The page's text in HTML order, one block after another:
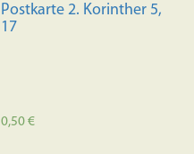
Postkarte 2. Korinther 5,
17
0,50€